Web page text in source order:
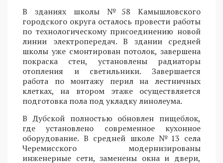
В зданиях школы №58 Камышловского
городского округа осталось провести работы
по технологическому присоединению новой
линии электропередач. В здании средней
школы уже смонтирован потолок, завершена
покраска стен, установлены радиаторы
отопления и светильники. Завершается
работа по монтажу перил на лестничных
клетках, на втором этаже осуществляется
подготовка пола под укладку линолеума.
В Дубской полностью обновлен пищеблок,
где установлено современное кухонное
оборудование. В средней школе №13 села
Черемисского модернизированы
инженерные сети, заменены окна и двери,